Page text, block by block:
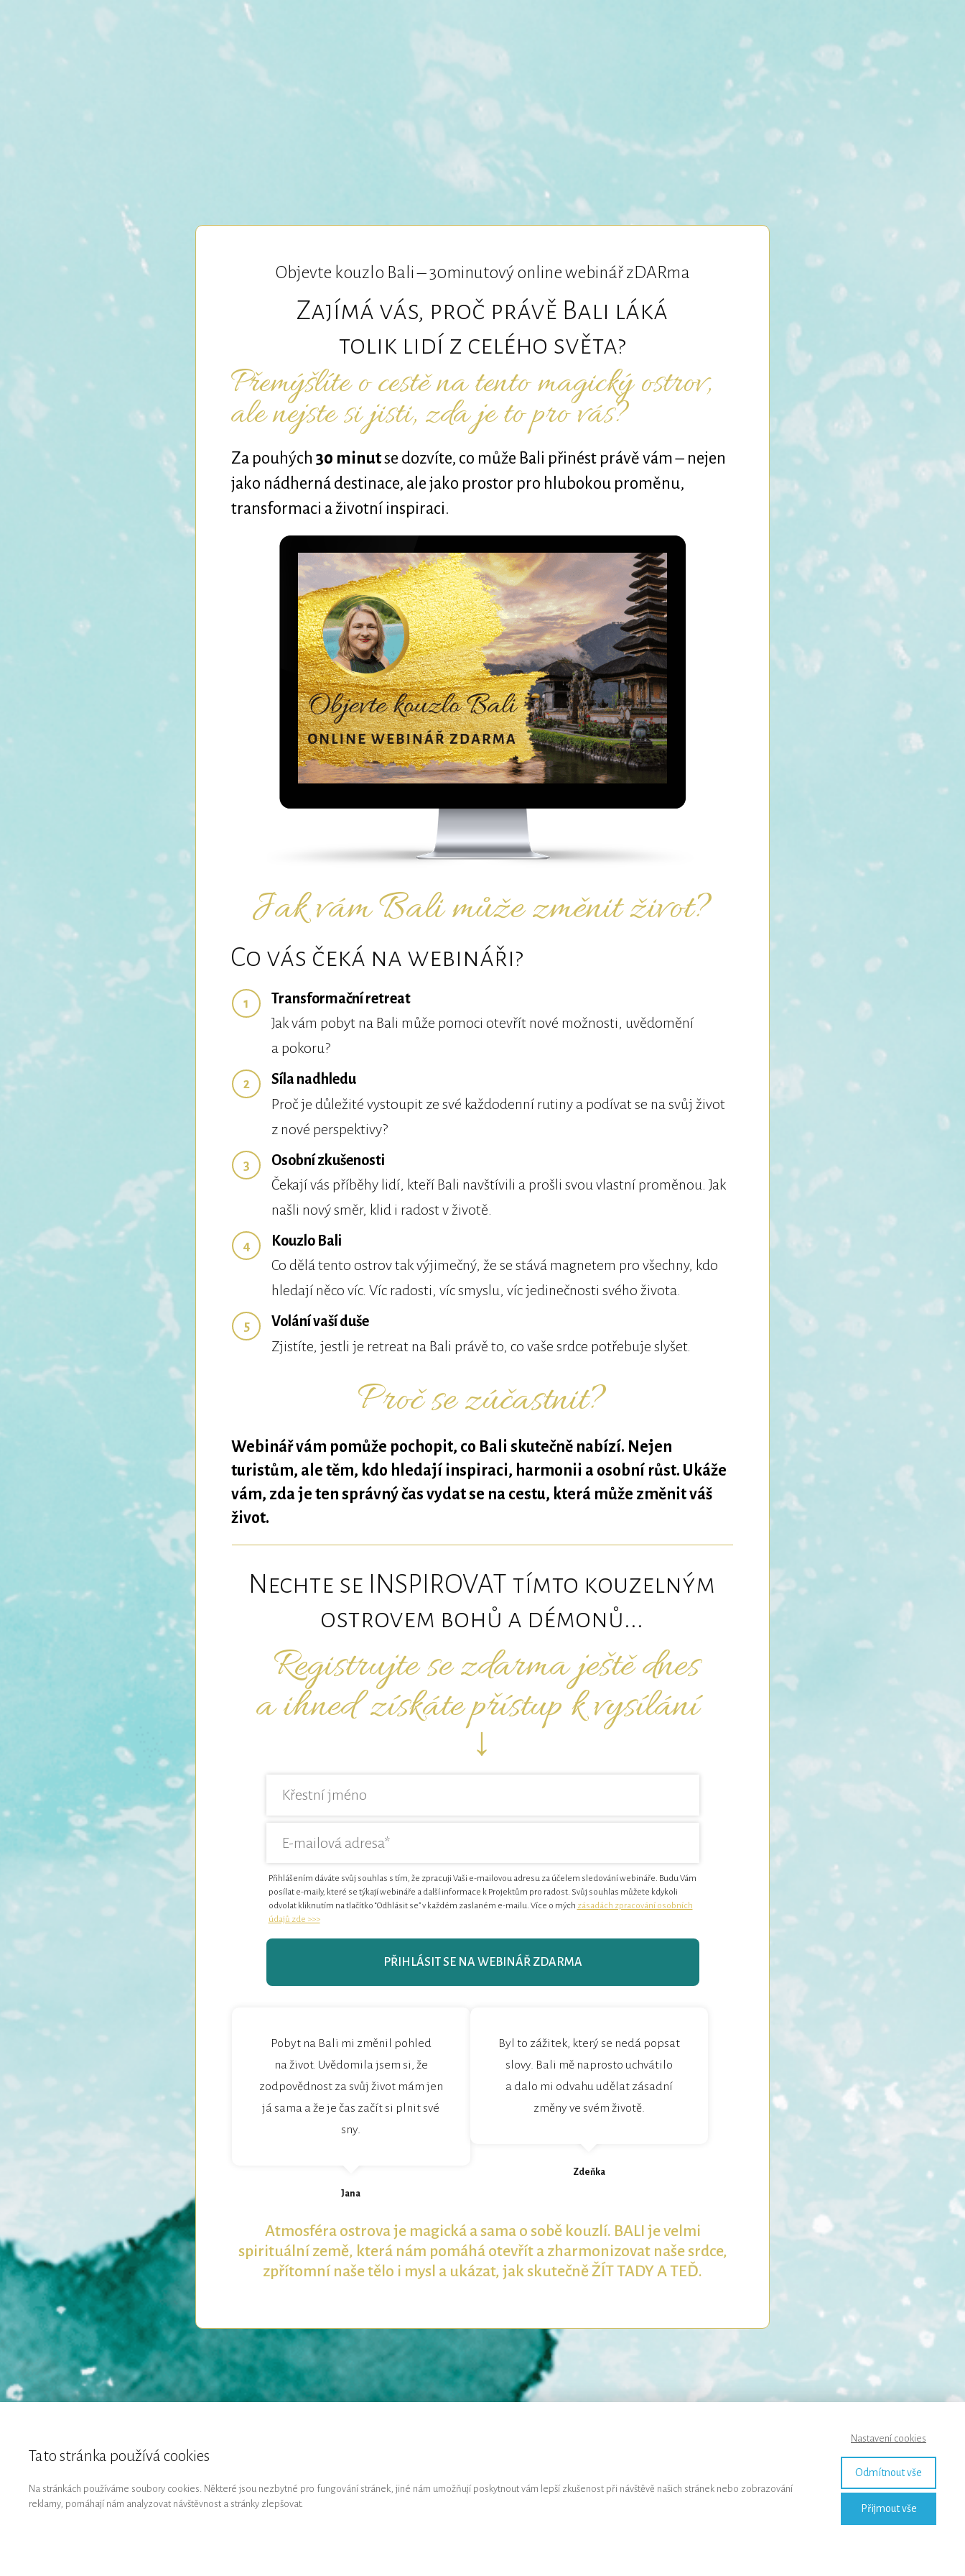
Objevte kouzlo Bali – 30minutový online webinář zDARma
Zajímá vás, proč právě Bali láká
tolik lidí z celého světa?
Přemýšlíte o cestě na tento magický ostrov,
ale nejste si jisti, zda je to pro vás?
Za pouhých 30 minutse dozvíte, co může Bali přinést právě vám – nejen
jako nádherná destinace, ale jako prostor pro hlubokou proměnu,
transformaci a životní inspiraci.
Jak vám Bali může změnit život?
Co vás čeká na webináři?
1
Transformační retreat
Jak vám pobyt na Bali může pomoci otevřít nové možnosti, uvědomění
a pokoru?
2
Síla nadhledu
Proč je důležité vystoupit ze své každodenní rutiny a podívat se na svůj život
z nové perspektivy?
3
Osobní zkušenosti
Čekají vás příběhy lidí, kteří Bali navštívili a prošli svou vlastní proměnou. Jak
našli nový směr, klid i radost v životě.
4
Kouzlo Bali
Co dělá tento ostrov tak výjimečný, že se stává magnetem pro všechny, kdo
hledají něco víc. Víc radosti, víc smyslu, víc jedinečnosti svého života.
5
Volání vaší duše
Zjistíte, jestli je retreat na Bali právě to, co vaše srdce potřebuje slyšet.
Proč se zúčastnit?
Webinář vám pomůže pochopit, co Bali skutečně nabízí. Nejen
turistům, ale těm, kdo hledají inspiraci, harmonii a osobní růst. Ukáže
vám, zda je ten správný čas vydat se na cestu, která může změnit váš
život.
Nechte se INSPIROVAT tímto kouzelným
ostrovem bohů a démonů...
Registrujte se zdarma ještě dnes
a ihned získáte přístup k vysílání
↓
Přihlášením dáváte svůj souhlas s tím, že zpracuji Vaši e-mailovou adresu za účelem sledování webináře. Budu Vám
posílat e-maily, které se týkají webináře a další informace k Projektům pro radost. Svůj souhlas můžete kdykoli
odvolat kliknutím na tlačítko “Odhlásit se” v každém zaslaném e-mailu. Více o mých zásadách zpracování osobních
údajů zde >>>
PŘIHLÁSIT SE NA WEBINÁŘ ZDARMA
Pobyt na Bali mi změnil pohled
na život. Uvědomila jsem si, že
zodpovědnost za svůj život mám jen
já sama a že je čas začít si plnit své
sny.
Jana
Byl to zážitek, který se nedá popsat
slovy. Bali mě naprosto uchvátilo
a dalo mi odvahu udělat zásadní
změny ve svém životě.
Zdeňka
Atmosféra ostrova je magická a sama o sobě kouzlí. BALI je velmi
spirituální země, která nám pomáhá otevřít a zharmonizovat naše srdce,
zpřítomní naše tělo i mysl a ukázat, jak skutečně ŽÍT TADY A TEĎ.
Tato stránka používá cookies
Na stránkách používáme soubory cookies. Některé jsou nezbytné pro fungování stránek, jiné nám umožňují poskytnout vám lepší zkušenost při návštěvě našich stránek nebo zobrazování
reklamy, pomáhají nám analyzovat návštěvnost a stránky zlepšovat.
Nastavení cookies
Odmítnout vše
Přijmout vše